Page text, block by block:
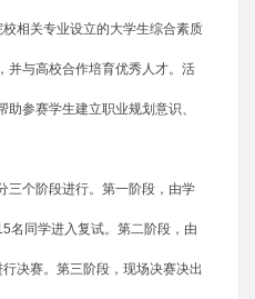
相关专业设立的大学生综合素质
并与高校合作培育优秀人才。活
参赛学生建立职业规划意识、
个阶段进行。第一阶段，由学
名同学进入复试。第二阶段，由
决赛。第三阶段，现场决赛决出